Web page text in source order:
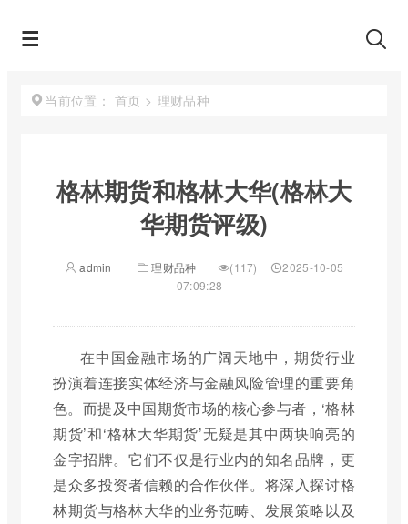
当前位置： 首页 > 理财品种
格林期货和格林大华(格林大
华期货评级)
admin 理财品种 (117)
2025-10-05
07:09:28
在中国金融市场的广阔天地中，期货行业
扮演着连接实体经济与金融风险管理的重要角
色。而提及中国期货市场的核心参与者，‘格林
期货’和‘格林大华期货’无疑是其中两块响亮的
金字招牌。它们不仅是行业内的知名品牌，更
是众多投资者信赖的合作伙伴。将深入探讨格
林期货与格林大华的业务范畴、发展策略以及